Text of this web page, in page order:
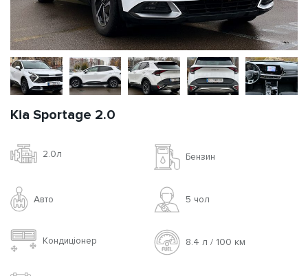
Kia Sportage 2.0
2.0л Бензин
Авто 5 чoл
Кондиціонер 8.4 л / 100 км